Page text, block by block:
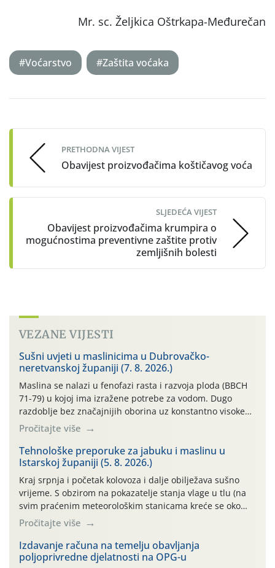
Mr. sc. Željkica Oštrkapa-Međurečan
#Voćarstvo #Zaštita voćaka
navigation
PRETHODNA VIJEST
Obavijest proizvođačima koštičavog voća
SLJEDEĆA VIJEST
Obavijest proizvođačima krumpira o
mogućnostima preventivne zaštite protiv
zemljišnih bolesti
VEZANE VIJESTI
Sušni uvjeti u maslinicima u Dubrovačko-
neretvanskoj županiji (7. 8. 2026.)
Maslina se nalazi u fenofazi rasta i razvoja ploda (BBCH
71-79) u kojoj ima izražene potrebe za vodom. Dugo
razdoblje bez značajnijih oborina uz konstantno visoke
temperature negativno utječe na rast i razvoj ploda, a
takvo sušno razdoblje će se nastaviti. Primjeri
temperatura na poluotoku Pelješcu: 13.07. do 19.07.2026.
(min. temp. 19,84°C , max. temp. […]
Pročitajte više
Tehnološke preporuke za jabuku i maslinu u
Istarskoj županiji (5. 8. 2026.)
Kraj srpnja i početak kolovoza i dalje obilježava sušno
vrijeme. S obzirom na pokazatelje stanja vlage u tlu (na
svim praćenim meteorološkim stanicama kreće se oko
maksimalne vrijednosti od cb 200) jabuke se još i dobro,
vizualno, drže. To, međutim, ne umanjuje dugoročni
negativan učinak stresa na biljke, koji, ako se on ponavlja
više godina […]
Pročitajte više
Izdavanje računa na temelju obavljanja
poljoprivredne djelatnosti na OPG-u